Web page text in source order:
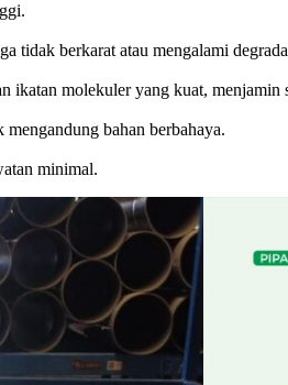
tidak berkarat atau mengalami
ikatan molekuler yang kuat, menjamin
bahan berbahaya.
minimal.